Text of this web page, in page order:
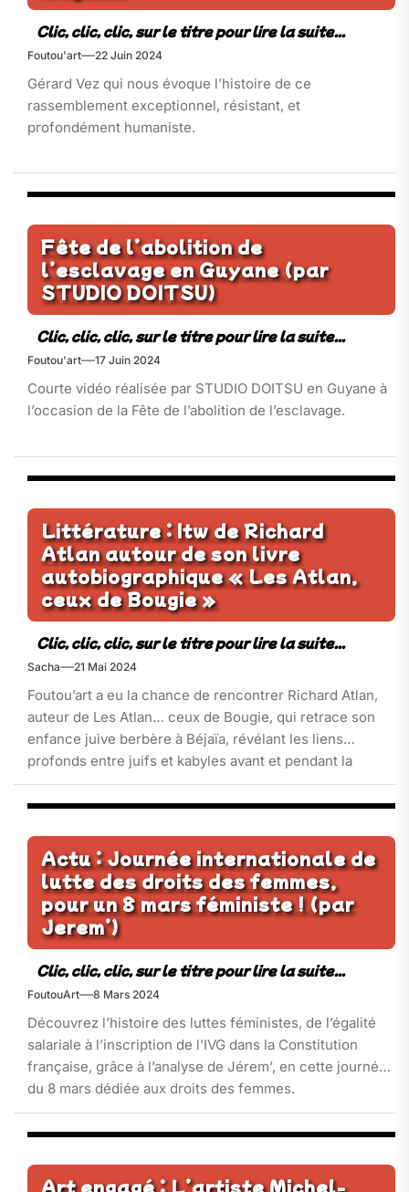
Foutou'art 22 Juin 2024
Gérard Vez qui nous évoque l’histoire de ce
rassemblement exceptionnel, résistant, et
profondément humaniste.
Fête de l’abolition de
l’esclavage en Guyane (par
STUDIO DOITSU)
Foutou'art 17 Juin 2024
Courte vidéo réalisée par STUDIO DOITSU en Guyane à
l’occasion de la Fête de l’abolition de l’esclavage.
Littérature : Itw de Richard
Atlan autour de son livre
autobiographique « Les Atlan,
ceux de Bougie »
Sacha 21 Mai 2024
Foutou’art a eu la chance de rencontrer Richard Atlan,
auteur de Les Atlan… ceux de Bougie, qui retrace son
enfance juive berbère à Béjaïa, révélant les liens
profonds entre juifs et kabyles avant et pendant la
guerre d’Algérie.
Actu : Journée internationale de
lutte des droits des femmes,
pour un 8 mars féministe ! (par
Jerem’)
FoutouArt 8 Mars 2024
Découvrez l’histoire des luttes féministes, de l’égalité
salariale à l’inscription de l’IVG dans la Constitution
française, grâce à l’analyse de Jérem’, en cette journée
du 8 mars dédiée aux droits des femmes.
Art engagé : L’artiste Michel-